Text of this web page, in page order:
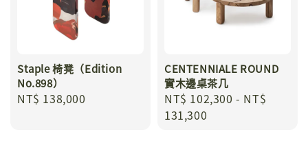
Staple 椅凳（Edition
No.898）
Regular
NT$ 138,000
CENTENNIALE ROUND
實木邊桌茶几
Regular
price
NT$ 102,300 - NT$
131,300